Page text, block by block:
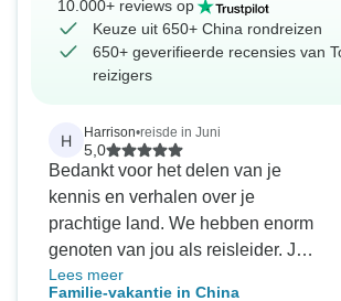
10.000+ reviews op
Keuze uit 650+ China rondreizen
650+ geverifieerde recensies van
reizigers
H Harrison•reisde in Juni
5,0
Bedankt voor het delen van je
kennis en verhalen over je
prachtige land. We hebben enorm
genoten van jou als reisleider. Je
hebt ons geholpen China te
Lees meer
Familie-vakantie in China